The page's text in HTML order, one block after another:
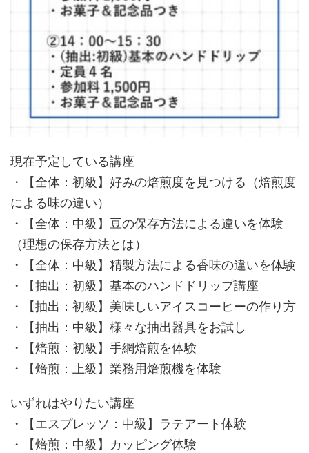
現在予定している講座
・【全体：初級】好みの焙煎度を見つける（焙煎度
による味の違い）
・【全体：中級】豆の保存方法による違いを体験
（理想の保存方法とは）
・【全体：中級】精製方法による香味の違いを体験
・【抽出：初級】基本のハンドドリップ講座
・【抽出：初級】美味しいアイスコーヒーの作り方
・【抽出：中級】様々な抽出器具をお試し
・【焙煎：初級】手網焙煎を体験
・【焙煎：上級】業務用焙煎機を体験
いずれはやりたい講座
・【エスプレッソ：中級】ラテアート体験
・【焙煎：中級】カッピング体験